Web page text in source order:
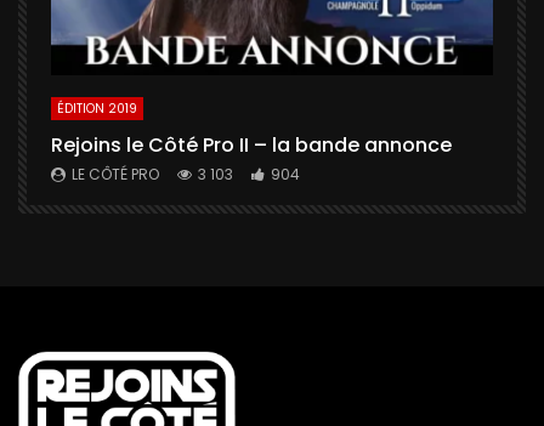
ÉDITION 2019
Rejoins le Côté Pro II – la bande annonce
LE CÔTÉ PRO 3 103 904